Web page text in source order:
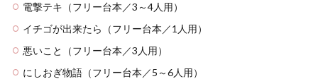
電撃テキ（フリー台本／3～4人用）
イチゴが出来たら（フリー台本／1人用）
悪いこと（フリー台本／3人用）
にしおぎ物語（フリー台本／5～6人用）